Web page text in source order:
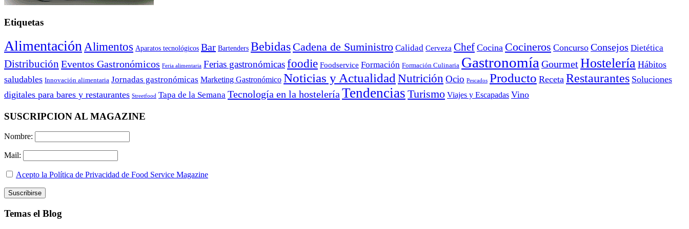
Etiquetas
Alimentación Alimentos Aparatos tecnológicos Bar Bartenders Bebidas Cadena de Suministro Calidad Cerveza Chef Cocina Cocineros Concurso Consejos Dietética
Distribución Eventos Gastronómicos Feria alimentaria Ferias gastronómicasfoodie Foodservice Formación Formación Culinaria Gastronomía GourmetHostelería Hábitos
saludables Innovación alimentaria Jornadas gastronómicas Marketing Gastronómico Noticias y Actualidad Nutrición Ocio Pescados Producto Receta Restaurantes Soluciones
digitales para bares y restaurantes Streetfood Tapa de la Semana Tecnología en la hostelería Tendencias Turismo Viajes y Escapadas Vino
SUSCRIPCION AL MAGAZINE
Nombre:
Mail:
Acepto la Política de Privacidad de Food Service Magazine
Temas el Blog